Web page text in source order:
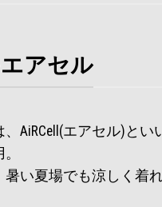
アセル
AiRCell(エアセル)と
い夏場でも涼しく着